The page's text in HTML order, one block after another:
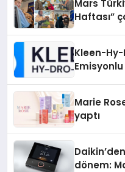
Mars
Haftası”
Kleen-Hy-
Marie
yaptı
dönem: